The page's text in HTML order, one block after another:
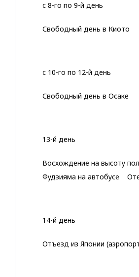
с 8-го по 9-й день
Свободный день в Киото
с 10-го по 12-й день
Свободный день в Осаке
13-й день
Восхождение на высоту
Фудзияма на автобусе
14-й день
Отъезд из Японии